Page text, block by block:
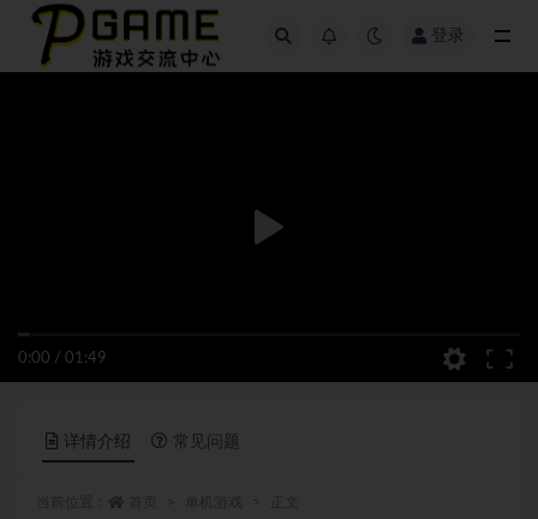
登录
0:00 / 01:49
详情介绍 常见问题
全部